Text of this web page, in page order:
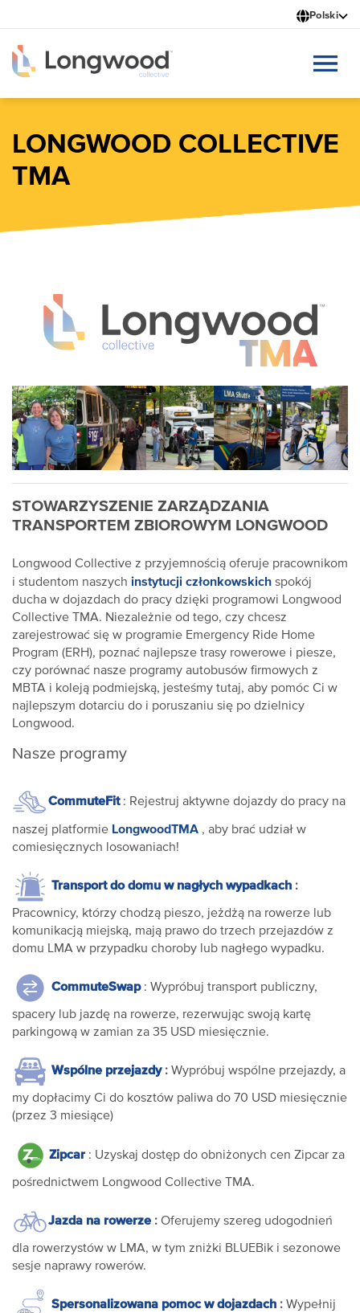
do
treści
Polski
LONGWOOD COLLECTIVE
TMA
STOWARZYSZENIE ZARZĄDZANIA
TRANSPORTEM ZBIOROWYM LONGWOOD
Longwood Collective z przyjemnością oferuje pracownikom
i studentom naszych instytucji członkowskich spokój
ducha w dojazdach do pracy dzięki programowi Longwood
Collective TMA. Niezależnie od tego, czy chcesz
zarejestrować się w programie Emergency Ride Home
Program (ERH), poznać najlepsze trasy rowerowe i piesze,
czy porównać nasze programy autobusów firmowych z
MBTA i koleją podmiejską, jesteśmy tutaj, aby pomóc Ci w
najlepszym dotarciu do i poruszaniu się po dzielnicy
Longwood.
Nasze programy
CommuteFit: Rejestruj aktywne dojazdy do pracy na
naszej platformie LongwoodTMA , aby brać udział w
comiesięcznych losowaniach!
Transport do domu w nagłych wypadkach :
Pracownicy, którzy chodzą pieszo, jeżdżą na rowerze lub
komunikacją miejską, mają prawo do trzech przejazdów z
domu LMA w przypadku choroby lub nagłego wypadku.
CommuteSwap: Wypróbuj transport publiczny,
spacery lub jazdę na rowerze, rezerwując swoją kartę
parkingową w zamian za 35 USD miesięcznie.
Wspólne przejazdy : Wypróbuj wspólne przejazdy, a
my dopłacimy Ci do kosztów paliwa do 70 USD miesięcznie
(przez 3 miesiące)
Zipcar: Uzyskaj dostęp do obniżonych cen Zipcar za
pośrednictwem Longwood Collective TMA.
Jazda na rowerze : Oferujemy szereg udogodnień
dla rowerzystów w LMA, w tym zniżki BLUEBik i sezonowe
sesje naprawy rowerów.
Spersonalizowana pomoc w dojazdach : Wypełnij